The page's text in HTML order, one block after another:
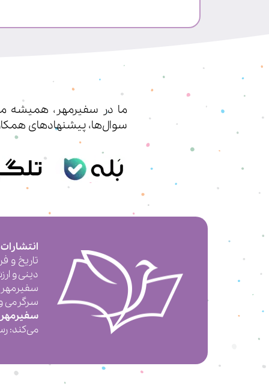
ما در سفیرمهر، همیشه
سوال‌ها، پیشنهادهای
تاریخ و
دینی و
سرگرمی
سفیرمهر
می‌کند: